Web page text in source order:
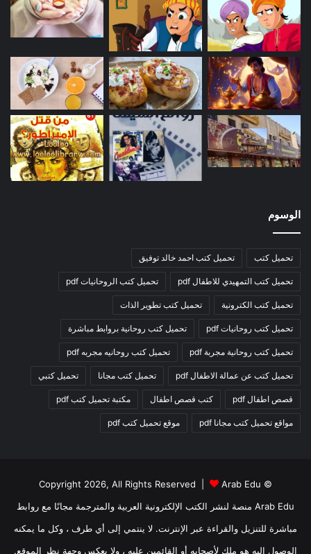
الوسوم
تحميل كتب تحميل كتب احمد خالد توفيق
تحميل كتب التمهيدي للاطفال pdf تحميل كتب الروحانيات pdf
تحميل كتب الكترونية تحميل كتب تطوير الذات
تحميل كتب روحانيات pdf تحميل كتب روحانية بروابط مباشرة
تحميل كتب روحانية مجربة pdf تحميل كتب روحانيه مجربه pdf
تحميل كتب عن عمالة الاطفال pdf تحميل كتب مجانا تحميل كتبي
قصص اطفال pdf كتب قصص اطفال مكتبة تحميل كتب pdf
مواقع تحميل كتب مجانا pdf موقع تحميل كتب pdf
© Copyright 2026, All Rights Reserved |
Arab Edu
Arab Edu منصة لنشر الكتب الإلكترونية العربية والمترجمة مجانًا مع روابط
مباشرة للتنزيل والقراءة عبر الإنترنت. لا ينتمي إلى أي طرف ، وكل ما يمكنه
الوصول إليه هو ملك لأصحابه أو القائمين عليه ، ولا يعكس وجهة نظر الموقع.